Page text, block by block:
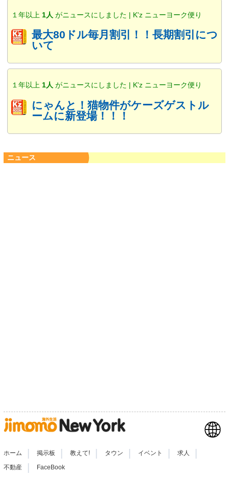
１年以上 1人 がニュースにしました | K'z ニューヨーク便り
最大80ドル毎月割引！！長期割引につ
いて
１年以上 1人 がニュースにしました | K'z ニューヨーク便り
にゃんと！猫物件がケーズゲストル
ームに新登場！！！
ニュース
ホーム 掲示板 教えて! タウン イベント 求人
不動産 | FaceBook